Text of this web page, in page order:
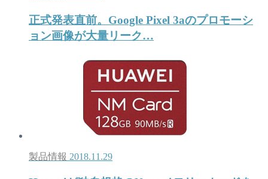
正式発表直前。Google Pixel 3aのプロモーシ
ョン画像が大量リーク…
製品情報 2018.11.29